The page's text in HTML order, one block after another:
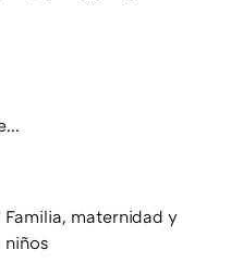
Familia, maternidad y
niños